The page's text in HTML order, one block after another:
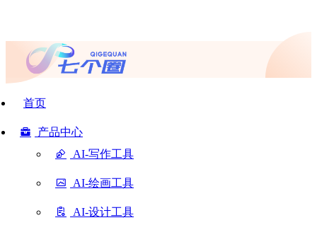
首页
产品中心
AI-写作工具
AI-绘画工具
AI-设计工具